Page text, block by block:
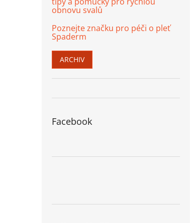
obnovu svalů
Poznejte značku pro péči o pleť
Spaderm
ARCHIV
Facebook